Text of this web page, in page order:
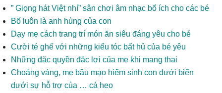
” Giọng hát Việt nhí” sân chơi âm nhạc bổ ích cho các bé
Bố luôn là anh hùng của con
Dạy mẹ cách trang trí món ăn siêu đáng yêu cho bé
Cười té ghế với những kiểu tóc bất hủ của bé yêu
Những đặc quyền đặc lợi của mẹ khi mang thai
Choáng váng, mẹ bầu mạo hiểm sinh con dưới biển
dưới sự hỗ trợ của … cá heo